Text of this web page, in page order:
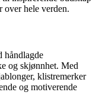
over hele verden.
håndlagde
og skjønnhet. Med
klistremerker
og motiverende